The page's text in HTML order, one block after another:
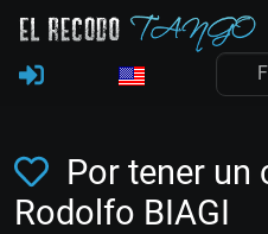
Por tener un
Rodolfo BIAGI